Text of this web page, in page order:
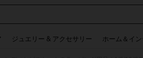
ジュエリー & アクセサリー ホーム＆イ